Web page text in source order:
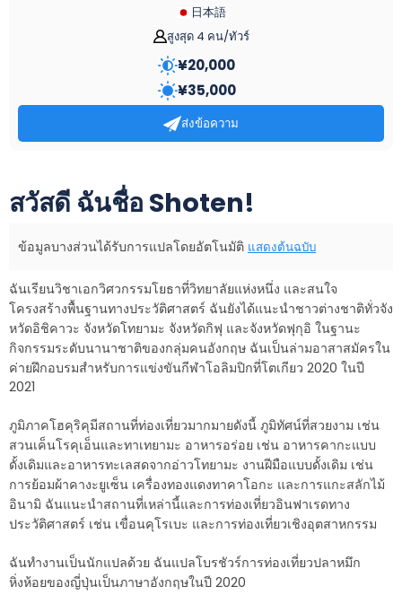
สวัสดี ฉันชื่อ Shoten!
ข้อมูลบางส่วนได้รับการแปลโดยอัตโนมัติ แสดงต้นฉบับ
ฉันเรียนวิชาเอกวิศวกรรมโยธาที่วิทยาลัยแห่งหนึ่ง และสนใจ
โครงสร้างพื้นฐานทางประวัติศาสตร์ ฉันยังได้แนะนำชาวต่างชาติทั่วจัง
หวัดอิชิคาวะ จังหวัดโทยามะ จังหวัดกิฟุ และจังหวัดฟุกุอิ ในฐานะ
กิจกรรมระดับนานาชาติของกลุ่มคนอังกฤษ ฉันเป็นล่ามอาสาสมัครใน
ค่ายฝึกอบรมสำหรับการแข่งขันกีฬาโอลิมปิกที่โตเกียว 2020 ในปี
2021
ภูมิภาคโฮคุริคุมีสถานที่ท่องเที่ยวมากมายดังนี้ ภูมิทัศน์ที่สวยงาม เช่น
สวนเค็นโรคุเอ็นและทาเทยามะ อาหารอร่อย เช่น อาหารคากะแบบ
ดั้งเดิมและอาหารทะเลสดจากอ่าวโทยามะ งานฝีมือแบบดั้งเดิม เช่น
การย้อมผ้าคางะยูเซ็น เครื่องทองแดงทาคาโอกะ และการแกะสลักไม้
อินามิ ฉันแนะนำสถานที่เหล่านี้และการท่องเที่ยวอินฟาเรดทาง
ประวัติศาสตร์ เช่น เขื่อนคุโรเบะ และการท่องเที่ยวเชิงอุตสาหกรรม
ฉันทำงานเป็นนักแปลด้วย ฉันแปลโบรชัวร์การท่องเที่ยวปลาหมึก
หิ่งห้อยของญี่ปุ่นเป็นภาษาอังกฤษในปี 2020
日本語
สูงสุด 4 คน/ทัวร์
¥20,000
¥35,000
ส่งข้อความ